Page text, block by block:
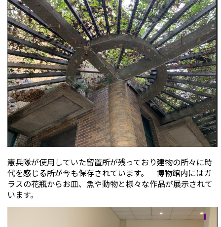
憲兵隊が使用していた留置所が残っており建物の所々に時
代を感じる所が今も保存されています。 博物館内にはガ
ラスの花瓶からお皿、魚や動物と様々な作品が展示されて
います。